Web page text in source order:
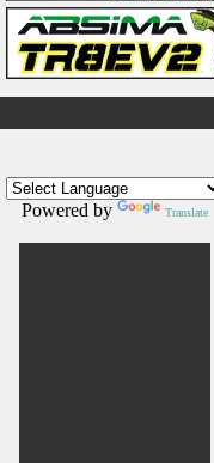
Powered by Translate